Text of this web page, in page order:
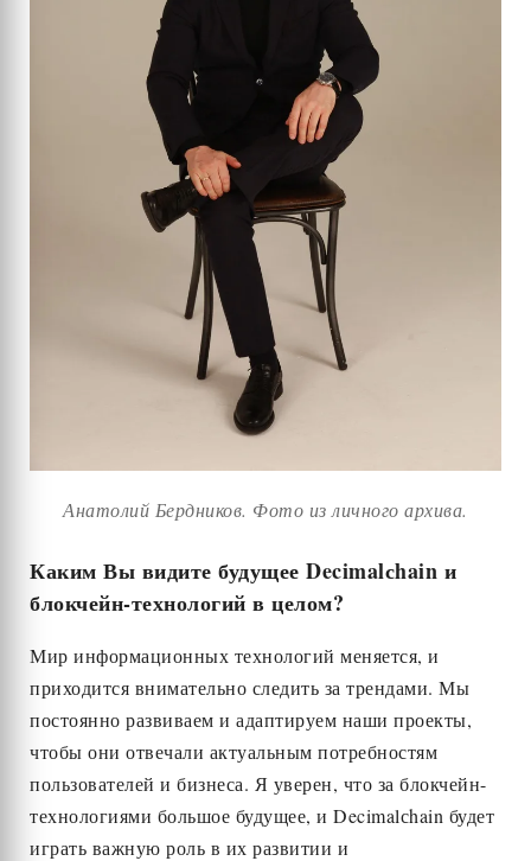
Анатолий Бердников. Фото из личного архива.
Каким Вы видите будущее Decimalсhain и
блокчейн-технологий в целом?
Мир информационных технологий меняется, и
приходится внимательно следить за трендами. Мы
постоянно развиваем и адаптируем наши проекты,
чтобы они отвечали актуальным потребностям
пользователей и бизнеса. Я уверен, что за блокчейн-
технологиями большое будущее, и Decimalсhain будет
играть важную роль в их развитии и